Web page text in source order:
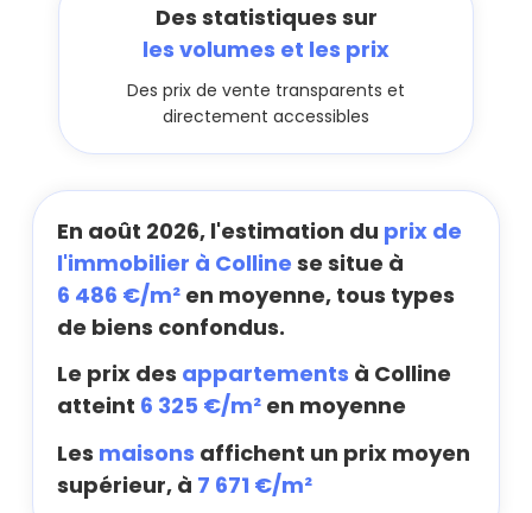
Des statistiques sur
les volumes et les prix
Des prix de vente transparents et
directement accessibles
En août 2026, l'estimation du prix de
l'immobilier à Colline se situe à
6 486 €/m² en moyenne, tous types
de biens confondus.
Le prix des appartements à Colline
atteint 6 325 €/m² en moyenne
Les maisons affichent un prix moyen
supérieur, à 7 671 €/m²